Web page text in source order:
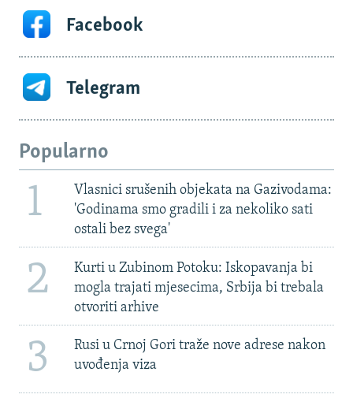
Facebook
Telegram
Popularno
1
Vlasnici srušenih objekata na Gazivodama:
'Godinama smo gradili i za nekoliko sati
ostali bez svega'
2
Kurti u Zubinom Potoku: Iskopavanja bi
mogla trajati mjesecima, Srbija bi trebala
otvoriti arhive
3
Rusi u Crnoj Gori traže nove adrese nakon
uvođenja viza